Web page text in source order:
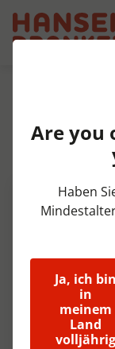
Are you
Haben
Ja, ich bin
in
meinem
Land
volljährig